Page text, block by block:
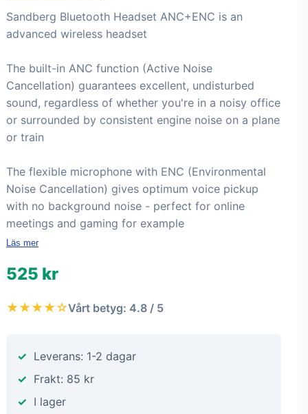
Sandberg Bluetooth Headset ANC+ENC is an
advanced wireless headset
The built-in ANC function (Active Noise
Cancellation) guarantees excellent, undisturbed
sound, regardless of whether you're in a noisy office
or surrounded by consistent engine noise on a plane
or train
The flexible microphone with ENC (Environmental
Noise Cancellation) gives optimum voice pickup
with no background noise - perfect for online
meetings and gaming for example
Läs mer
525 kr
★★★★☆Vårt betyg: 4.8 / 5
Leverans: 1-2 dagar
Frakt: 85 kr
I lager